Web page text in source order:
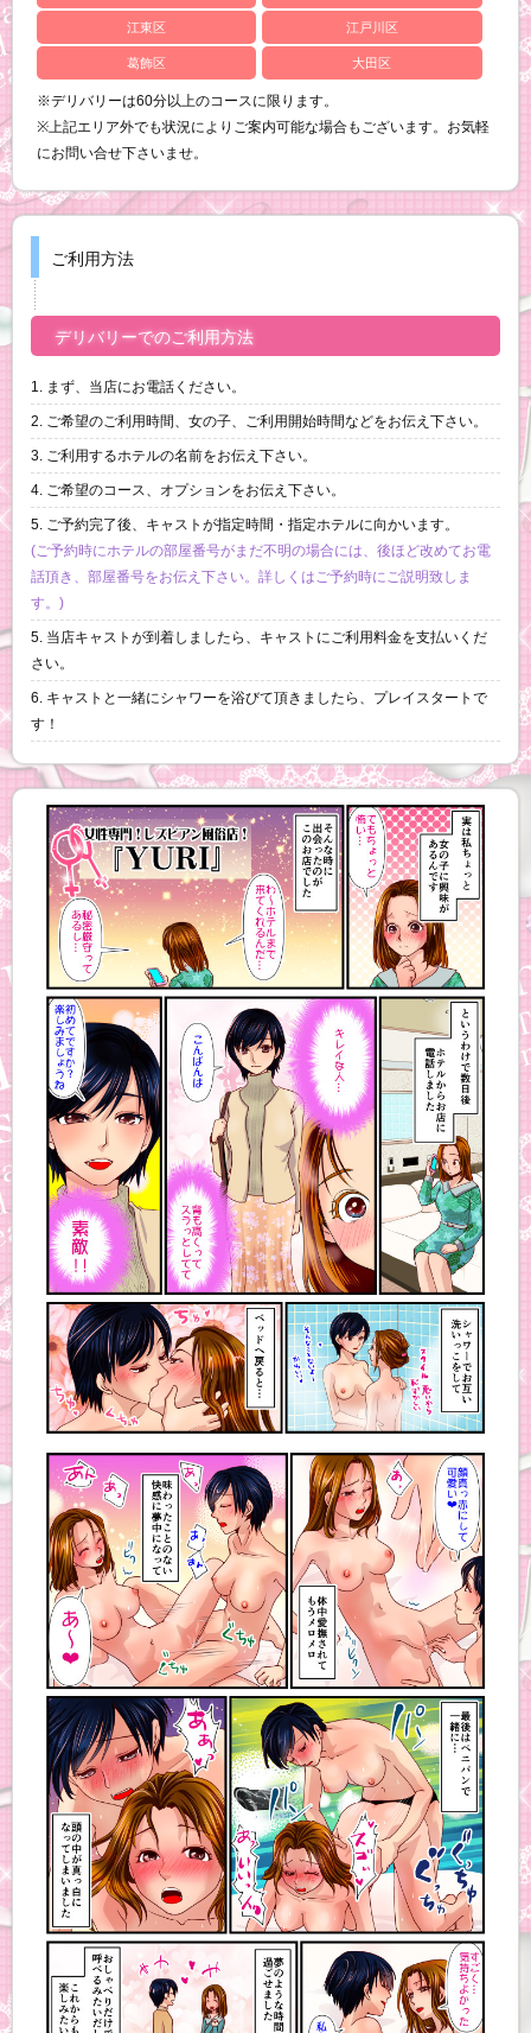
江東区 江戸川区
葛飾区 大田区
※デリバリーは60分以上のコースに限ります。
※上記エリア外でも状況によりご案内可能な場合もございます。お気軽
にお問い合せ下さいませ。
ご利用方法
デリバリーでのご利用方法
1. まず、当店にお電話ください。
2. ご希望のご利用時間、女の子、ご利用開始時間などをお伝え下さい。
3. ご利用するホテルの名前をお伝え下さい。
4. ご希望のコース、オプションをお伝え下さい。
5. ご予約完了後、キャストが指定時間・指定ホテルに向かいます。
(ご予約時にホテルの部屋番号がまだ不明の場合には、後ほど改めてお電
話頂き、部屋番号をお伝え下さい。詳しくはご予約時にご説明致しま
す。)
5. 当店キャストが到着しましたら、キャストにご利用料金を支払いくだ
さい。
6. キャストと一緒にシャワーを浴びて頂きましたら、プレイスタートで
す！